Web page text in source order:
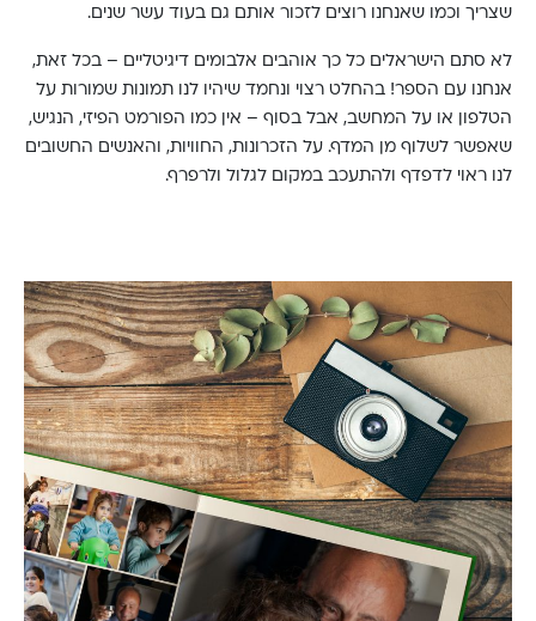
שצריך וכמו שאנחנו רוצים לזכור אותם גם בעוד עשר שנים.
לא סתם הישראלים כל כך אוהבים אלבומים דיגיטליים – בכל זאת,
אנחנו עם הספר! בהחלט רצוי ונחמד שיהיו לנו תמונות שמורות על
הטלפון או על המחשב, אבל בסוף – אין כמו הפורמט הפיזי, הנגיש,
שאפשר לשלוף מן המדף. על הזכרונות, החוויות, והאנשים החשובים
לנו ראוי לדפדף ולהתעכב במקום לגלול ולרפרף.